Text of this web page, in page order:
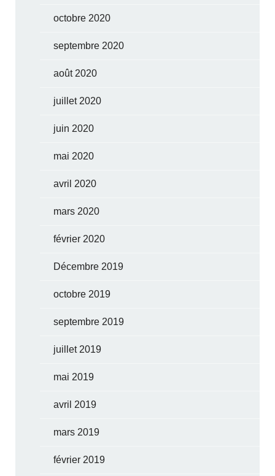
octobre 2020
septembre 2020
août 2020
juillet 2020
juin 2020
mai 2020
avril 2020
mars 2020
février 2020
Décembre 2019
octobre 2019
septembre 2019
juillet 2019
mai 2019
avril 2019
mars 2019
février 2019